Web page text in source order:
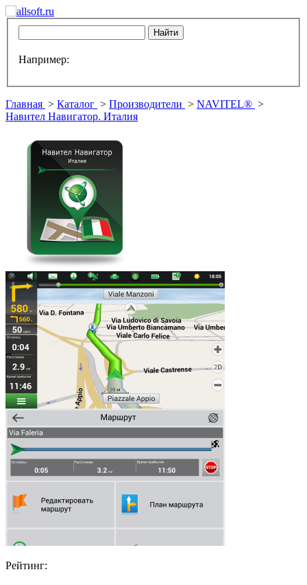
Например:
Главная > Каталог > Производители > NAVITEL® >
Навител Навигатор. Италия
Рейтинг: